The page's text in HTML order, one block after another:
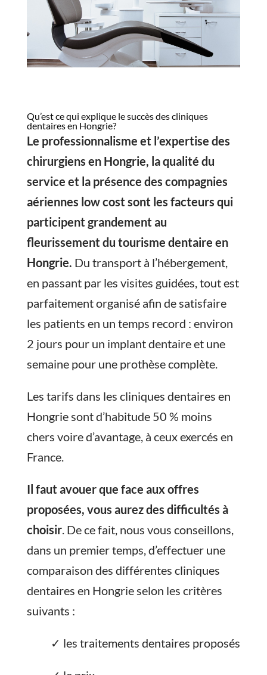
Qu’est ce qui explique le succès des cliniques
dentaires en Hongrie?
Le professionnalisme et l’expertise des
chirurgiens en Hongrie, la qualité du
service et la présence des compagnies
aériennes low cost sont les facteurs qui
participent grandement au
fleurissement du tourisme dentaire en
Hongrie. Du transport à l’hébergement,
en passant par les visites guidées, tout est
parfaitement organisé afin de satisfaire
les patients en un temps record : environ
2 jours pour un implant dentaire et une
semaine pour une prothèse complète.
Les tarifs dans les cliniques dentaires en
Hongrie sont d’habitude 50 % moins
chers voire d’avantage, à ceux exercés en
France.
Il faut avouer que face aux offres
proposées, vous aurez des difficultés à
choisir. De ce fait, nous vous conseillons,
dans un premier temps, d’effectuer une
comparaison des différentes cliniques
dentaires en Hongrie selon les critères
suivants :
✓ les traitements dentaires proposés